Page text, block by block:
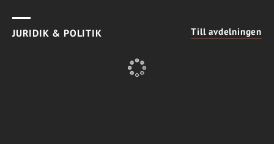
JURIDIK & POLITIK Till avdelningen